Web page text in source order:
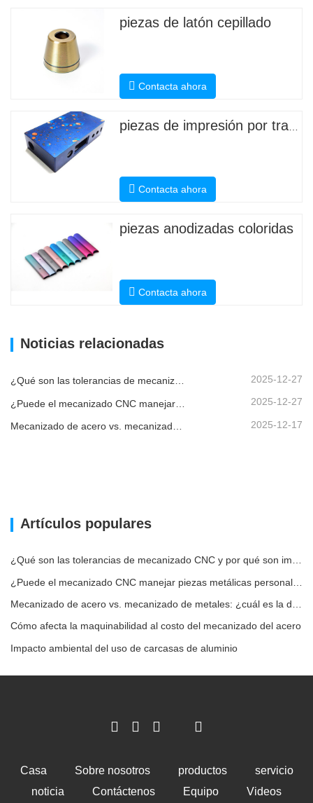
piezas de latón cepillado
Contacta ahora
Contacta ahora
piezas anodizadas coloridas
Contacta ahora
Noticias relacionadas
¿Qué son las tolerancias de mecanizado CNC y por qué son importantes? 2025-12-27
2025-12-27
2025-12-17
Artículos populares
¿Qué son las tolerancias de mecanizado CNC y por qué son importantes?
Cómo afecta la maquinabilidad al costo del mecanizado del acero
Impacto ambiental del uso de carcasas de aluminio
Casa Sobre nosotros productos
servicio
noticia
Contáctenos Equipo Videos